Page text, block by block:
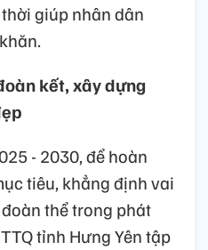
giúp nhân dân
kết, xây dựng
- 2030, để hoàn
tiêu, khẳng định vai
thể trong phát
tỉnh Hưng Yên tập